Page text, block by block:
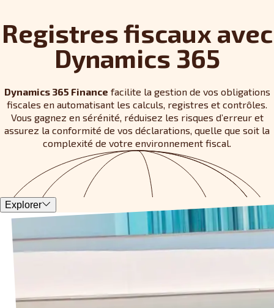
Registres fiscaux avec
Dynamics 365
Dynamics 365 Finance facilite la gestion de vos obligations
fiscales en automatisant les calculs, registres et contrôles.
Vous gagnez en sérénité, réduisez les risques d’erreur et
assurez la conformité de vos déclarations, quelle que soit la
complexité de votre environnement fiscal.
Explorer